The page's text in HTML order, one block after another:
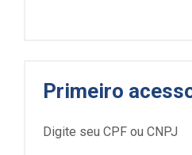
Primeiro
Digite seu CPF ou CNPJ